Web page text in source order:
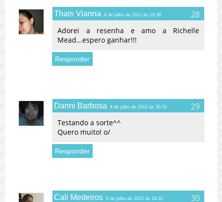
Thais Vianna 4 de julho de 2012 às 16:38
Adorei a resenha e amo a Richelle
Mead...espero ganhar!!!
Responder
Danni Barbosa 4 de julho de 2012 às 20:51
Testando a sorte^^
Quero muito! o/
Responder
Cali Medeiros 6 de julho de 2012 às 14:32